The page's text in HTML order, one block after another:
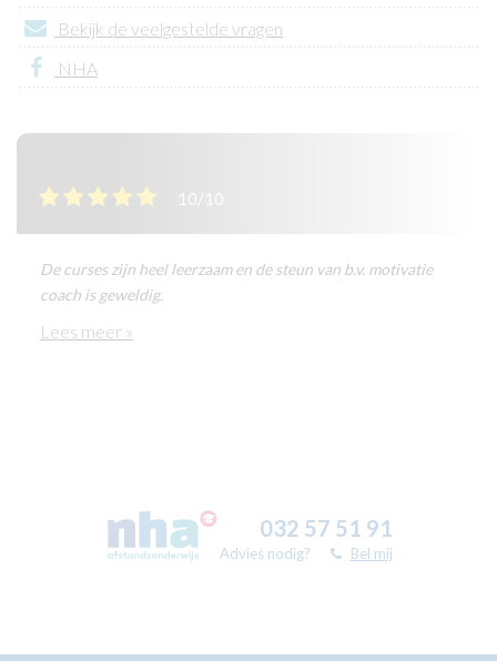
Bekijk de veelgestelde vragen
NHA
10/10
De curses zijn heel leerzaam en de steun van b.v. motivatie
coach is geweldig.
Lees meer »
032 57 51 91
Advies nodig? Bel mij